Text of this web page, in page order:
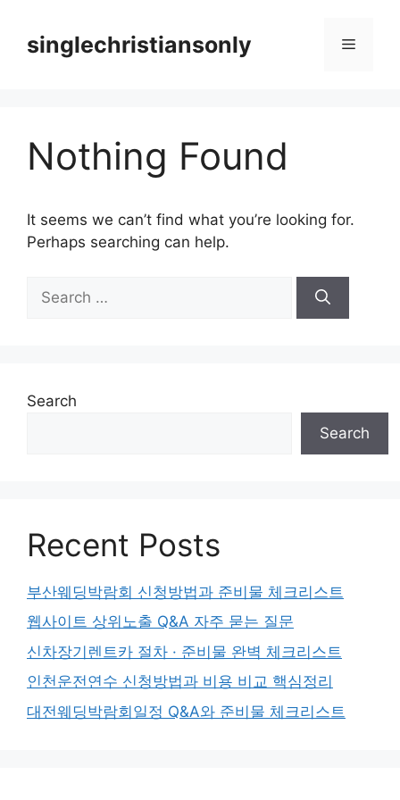
contentsinglechristiansonly Menu
Nothing Found
It seems we can’t find what you’re looking for.
Perhaps searching can help.
for:
Search
Search
Recent Posts
부산웨딩박람회 신청방법과 준비물 체크리스트
웹사이트 상위노출 Q&A 자주 묻는 질문
신차장기렌트카 절차 · 준비물 완벽 체크리스트
인천운전연수 신청방법과 비용 비교 핵심정리
대전웨딩박람회일정 Q&A와 준비물 체크리스트